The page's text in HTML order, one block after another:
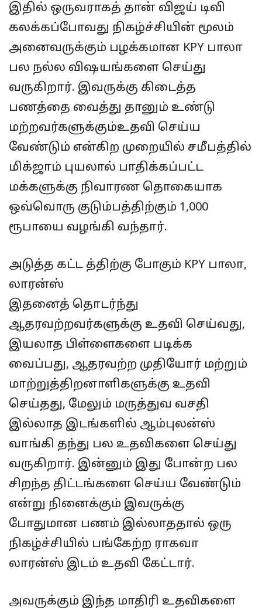
இதில் ஒருவராகத் தான் விஜய் டிவி
கலக்கப்போவது நிகழ்ச்சியின் மூலம்
அனைவருக்கும் பழக்கமான KPY பாலா
பல நல்ல விஷயங்களை செய்து
வருகிறார். இவருக்கு கிடைத்த
பணத்தை வைத்து தானும் உண்டு
மற்றவர்களுக்கும்உதவி செய்ய
வேண்டும் என்கிற முறையில் சமீபத்தில்
மிக்ஜாம் புயலால் பாதிக்கப்பட்ட
மக்களுக்கு நிவாரண தொகையாக
ஒவ்வொரு குடும்பத்திற்கும் 1,000
ரூபாயை வழங்கி வந்தார்.
அடுத்த கட்ட த்திற்கு போகும் KPY பாலா,
லாரன்ஸ்
இதனைத் தொடர்ந்து
ஆதரவற்றவர்களுக்கு உதவி செய்வது,
இயலாத பிள்ளைகளை படிக்க
வைப்பது, ஆதரவற்ற முதியோர் மற்றும்
மாற்றுத்திறனாளிகளுக்கு உதவி
செய்தது, மேலும் மருத்துவ வசதி
இல்லாத இடங்களில் ஆம்புலன்ஸ்
வாங்கி தந்து பல உதவிகளை செய்து
வருகிறார். இன்னும் இது போன்ற பல
சிறந்த திட்டங்களை செய்ய வேண்டும்
என்று நினைக்கும் இவருக்கு
போதுமான பணம் இல்லாததால் ஒரு
நிகழ்ச்சியில் பங்கேற்ற ராகவா
லாரன்ஸ் இடம் உதவி கேட்டார்.
அவருக்கும் இந்த மாதிரி உதவிகளை